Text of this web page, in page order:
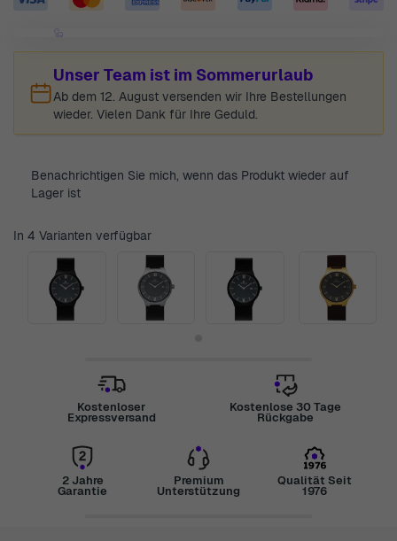
Unser Team ist im Sommerurlaub
Ab dem 12. August versenden wir Ihre Bestellungen
wieder. Vielen Dank für Ihre Geduld.
Benachrichtigen Sie mich, wenn das Produkt wieder auf
Lager ist
In 4 Varianten verfügbar
Kostenloser
Expressversand
Kostenlose 30 Tage
Rückgabe
2 Jahre
Garantie
Premium
Unterstützung
Qualität Seit
1976